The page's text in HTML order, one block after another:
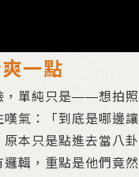
一點
，單純只是——想拍
氣：「到底是哪邊
本只是點進去當八
輯，重點是他們竟